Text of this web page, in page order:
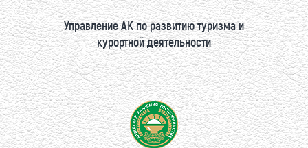
Управление АК по развитию туризма и
курортной деятельности